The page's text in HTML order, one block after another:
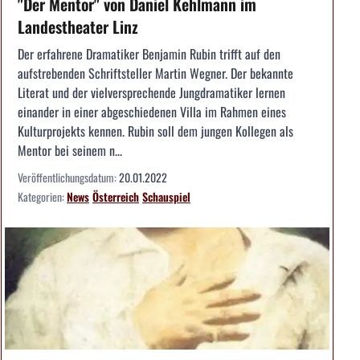
Landestheater Linz
Der erfahrene Dramatiker Benjamin Rubin trifft auf den
aufstrebenden Schriftsteller Martin Wegner. Der bekannte
Literat und der vielversprechende Jungdramatiker lernen
einander in einer abgeschiedenen Villa im Rahmen eines
Kulturprojekts kennen. Rubin soll dem jungen Kollegen als
Mentor bei seinem n...
Veröffentlichungsdatum:20.01.2022
Kategorien:NewsÖsterreichSchauspiel